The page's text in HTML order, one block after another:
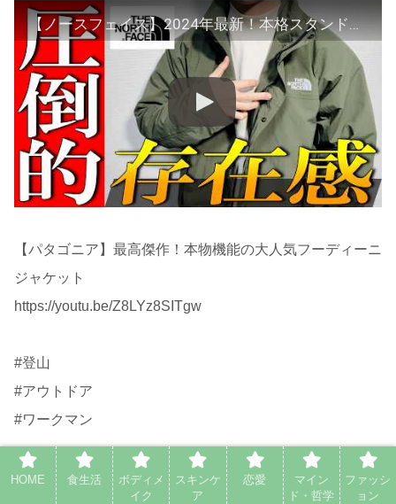
【ノースフェイス】2024年最新！本格スタンドカラー！ハイドレナウィンドジャケット解説！
【パタゴニア】最高傑作！本物機能の大人気フーディーニ
ジャケット
https://youtu.be/Z8LYz8SITgw
#登山
#アウトドア
#ワークマン
HOME 食生活
ボディメ
イク
スキンケ
ア
恋愛
マイン
ド・哲学
ファッシ
ョン